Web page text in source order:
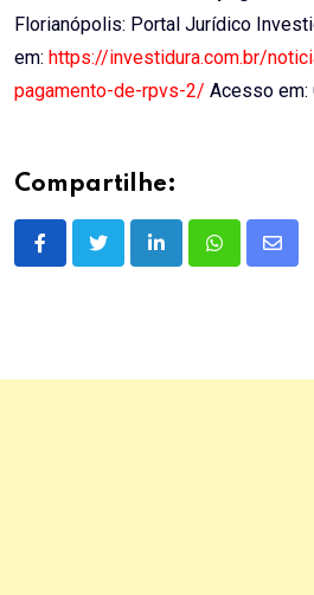
Florianópolis: Portal Jurídico
em: https://investidura.com.br/
pagamento-de-rpvs-2/ Acesso em:
Compartilhe:
LinkedInWhatsappShare